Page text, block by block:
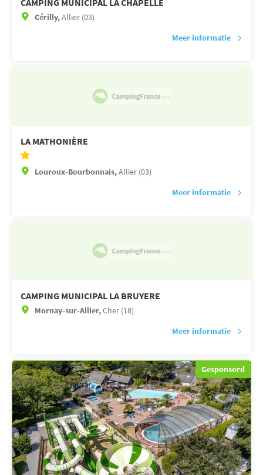
Cérilly,Allier (03)
Meer informatie
LA MATHONIÈRE
Louroux-Bourbonnais,Allier (03)
Meer informatie
CAMPING MUNICIPAL LA BRUYERE
Mornay-sur-Allier,Cher (18)
Meer informatie
Gesponsord